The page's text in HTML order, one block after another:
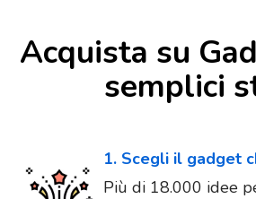
Acquista su
semplici
1. Scegli il gadget
Più di 18.000 idee